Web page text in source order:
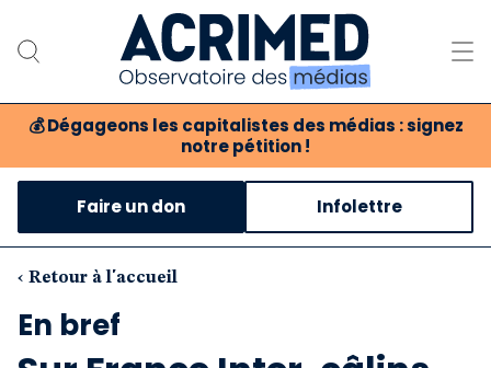
💰 Dégageons les capitalistes des médias : signez
notre pétition !
Notre association
Notre critique des médias
Nos propositions
Faire un don Infolettre
‹ Retour à l'accueil
En bref